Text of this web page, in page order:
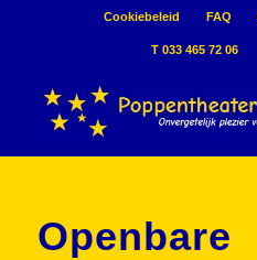
Cookiebeleid FAQ
T 033 465 72 06
Openbare